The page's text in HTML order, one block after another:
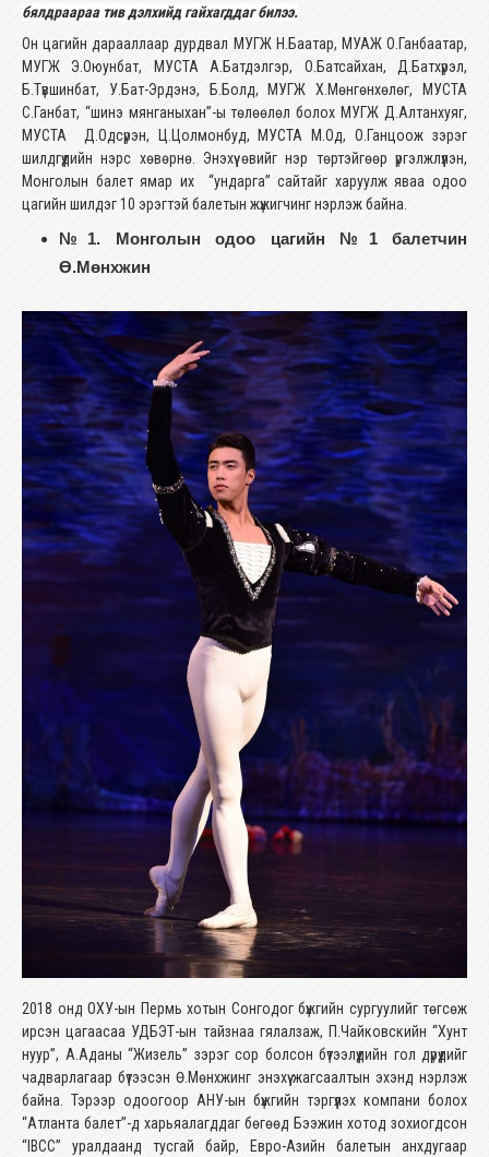
бялдраараа тив дэлхийд гайхагддаг билээ.
Он цагийн дарааллаар дурдвал МУГЖ Н.Баатар, МУАЖ О.Ганбаатар,
МУГЖ Э.Оюунбат, МУСТА А.Батдэлгэр, О.Батсайхан, Д.Батхүрэл,
Б.Түвшинбат, У.Бат-Эрдэнэ, Б.Болд, МУГЖ Х.Мөнгөнхөлөг, МУСТА
С.Ганбат, “шинэ мянганыхан”-ы төлөөлөл болох МУГЖ Д.Алтанхуяг,
МУСТА Д.Одсүрэн, Ц.Цолмонбуд, МУСТА М.Од, О.Ганцоож зэрэг
шилдгүүдийн нэрс хөвөрнө. Энэхүү өвийг нэр төртэйгөөр үргэлжлүүлэн,
Монголын балет ямар их “ундарга” сайтайг харуулж яваа одоо
цагийн шилдэг 10 эрэгтэй балетын жүжигчинг нэрлэж байна.
№1. Монголын одоо цагийн №1 балетчин
Ө.Мөнхжин
2018 онд ОХУ-ын Пермь хотын Сонгодог бүжгийн сургуулийг төгсөж
ирсэн цагаасаа УДБЭТ-ын тайзнаа гялалзаж, П.Чайковскийн “Хунт
нуур”, А.Аданы “Жизель” зэрэг сор болсон бүтээлүүдийн гол дүрүүдийг
чадварлагаар бүтээсэн Ө.Мөнхжинг энэхүү жагсаалтын эхэнд нэрлэж
байна. Тэрээр одоогоор АНУ-ын бүжгийн тэргүүлэх компани болох
“Атланта балет”-д харьяалагддаг бөгөөд Бээжин хотод зохиогдсон
“IBCC” уралдаанд тусгай байр, Евро-Азийн балетын анхдугаар